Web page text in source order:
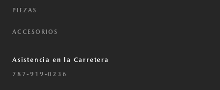
PIEZAS
ACCESORIOS
Asistencia en la Carretera
787-919-0236